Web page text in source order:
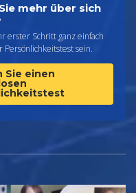
mehr über sich
erster Schritt ganz einfach
Persönlichkeitstest sein.
Sie einen